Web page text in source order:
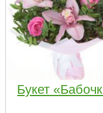
Букет